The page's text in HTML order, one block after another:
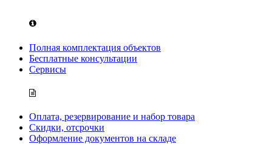
Полная комплектация объектов
Бесплатные консультации
Сервисы
Оплата, резервирование и набор товара
Скидки, отсрочки
Оформление документов на складе